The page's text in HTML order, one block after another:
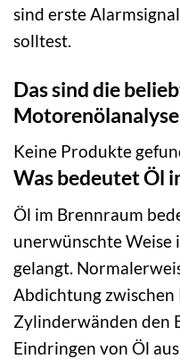
sind erste
solltest.
Das sind die
Keine Produkte
Was bedeutet Öl
Öl im Brennraum
unerwünschte Weise
gelangt.
Abdichtung
Zylinderwänden den
Eindringen von Öl